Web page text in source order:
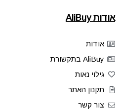
אודות AliBuy
אודות
AliBuy בתקשורת
גילוי נאות
תקנון האתר
צור קשר